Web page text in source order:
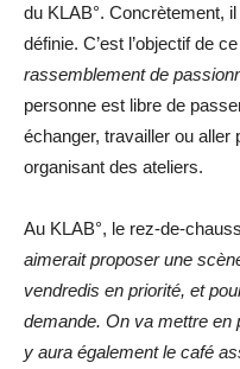
du KLAB°. Concrètement,
définie. C’est l’objectif de
rassemblement de
personne est libre de
échanger, travailler ou aller
organisant des ateliers.
Au KLAB°, le rez-de-
aimerait proposer une
vendredis en priorité, et
demande. On va mettre en
y aura également le café